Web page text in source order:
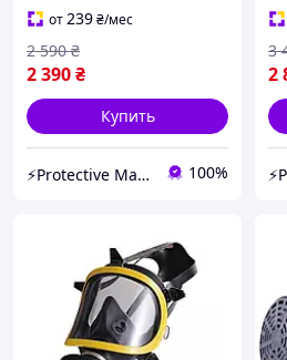
от239₴/мес
2 390₴
2 590 ₴
Купить
⚡️Protective Market⚡️- НАЛИЧНЫЙ И БЕЗНАЛИЧНЫЙ РАСЧЕТ , НДС 100%
2
3